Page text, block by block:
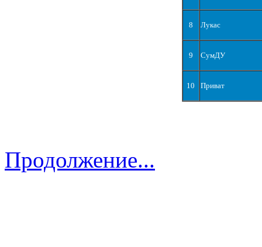
8 Лукас
9 СумДУ
10 Приват
Продолжение...